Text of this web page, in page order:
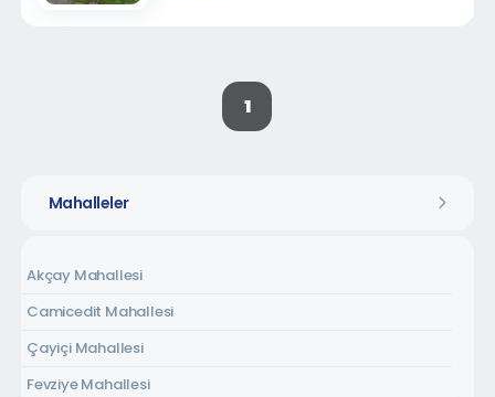
Mahalleler
Akçay Mahallesi
Camicedit Mahallesi
Çayiçi Mahallesi
Fevziye Mahallesi
1